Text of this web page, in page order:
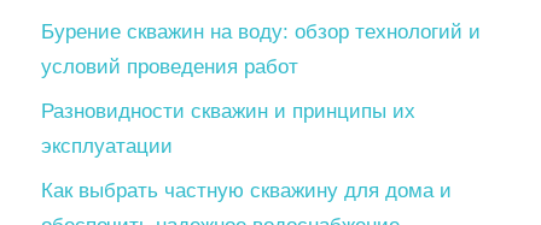
Бурение скважин на воду: обзор технологий и
условий проведения работ
Разновидности скважин и принципы их
эксплуатации
Как выбрать частную скважину для дома и